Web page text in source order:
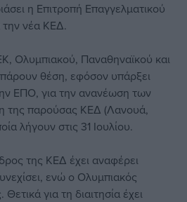
η Επιτροπή Επαγγελματικού
νέα ΚΕΔ.
Ολυμπιακού, Παναθηναϊκού και
θέση, εφόσον υπάρξει
ΕΠΟ, για την ανανέωση των
της παρούσας ΚΕΔ (Λανουά,
λήγουν στις 31 Ιουλίου.
της ΚΕΔ έχει αναφέρει
ενώ ο Ολυμπιακός
για τη διαιτησία έχει